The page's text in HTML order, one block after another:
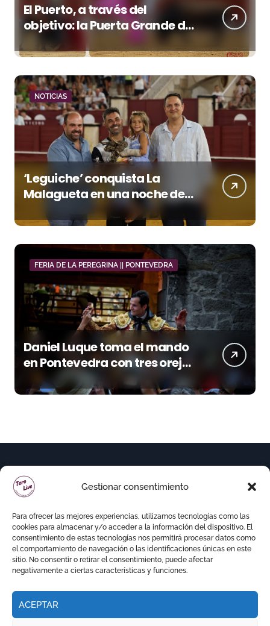
Gestionar consentimiento
Para ofrecer las mejores experiencias, utilizamos tecnologías como las
cookies para almacenar y/o acceder a la información del dispositivo. El
consentimiento de estas tecnologías nos permitirá procesar datos como
el comportamiento de navegación o las identificaciones únicas en este
sitio. No consentir o retirar el consentimiento, puede afectar
negativamente a ciertas características y funciones.
ACEPTAR
El Puerto, a través del
objetivo: la Puerta Grande de
Crespo y el aroma de
Morante
NOTICIAS
‘Leguiche’ conquista La
Malagueta en una noche de
recortes, emoción y gran
ambiente
FERIA DE LA PEREGRINA || PONTEVEDRA
Daniel Luque toma el mando
en Pontevedra con tres orejas
y una Puerta Grande de peso